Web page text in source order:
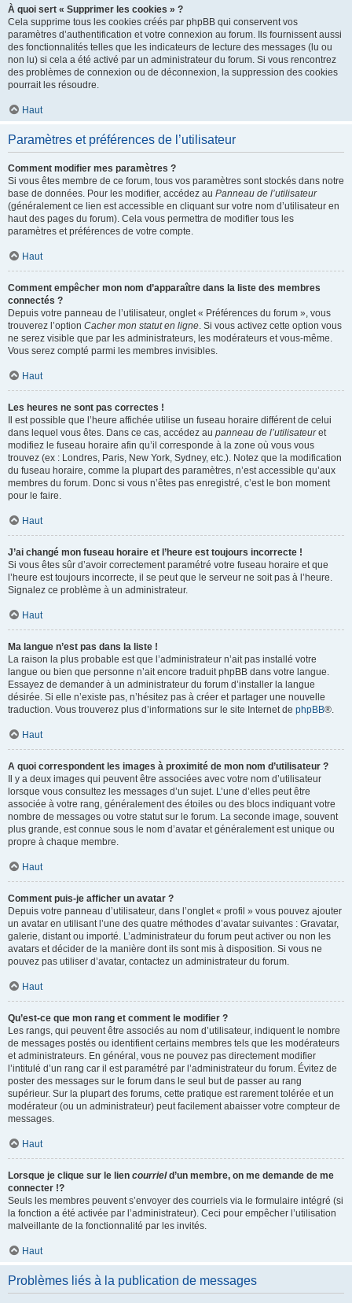
À quoi sert « Supprimer les cookies » ?
Cela supprime tous les cookies créés par phpBB qui conservent vos
paramètres d’authentification et votre connexion au forum. Ils fournissent aussi
des fonctionnalités telles que les indicateurs de lecture des messages (lu ou
non lu) si cela a été activé par un administrateur du forum. Si vous rencontrez
des problèmes de connexion ou de déconnexion, la suppression des cookies
pourrait les résoudre.
Haut
Paramètres et préférences de l’utilisateur
Comment modifier mes paramètres ?
Si vous êtes membre de ce forum, tous vos paramètres sont stockés dans notre
base de données. Pour les modifier, accédez au Panneau de l’utilisateur
(généralement ce lien est accessible en cliquant sur votre nom d’utilisateur en
haut des pages du forum). Cela vous permettra de modifier tous les
paramètres et préférences de votre compte.
Haut
Comment empêcher mon nom d’apparaître dans la liste des membres
connectés ?
Depuis votre panneau de l’utilisateur, onglet « Préférences du forum », vous
trouverez l’option Cacher mon statut en ligne. Si vous activez cette option vous
ne serez visible que par les administrateurs, les modérateurs et vous-même.
Vous serez compté parmi les membres invisibles.
Haut
Les heures ne sont pas correctes !
Il est possible que l’heure affichée utilise un fuseau horaire différent de celui
dans lequel vous êtes. Dans ce cas, accédez au panneau de l’utilisateuret
modifiez le fuseau horaire afin qu’il corresponde à la zone où vous vous
trouvez (ex : Londres, Paris, New York, Sydney, etc.). Notez que la modification
du fuseau horaire, comme la plupart des paramètres, n’est accessible qu’aux
membres du forum. Donc si vous n’êtes pas enregistré, c’est le bon moment
pour le faire.
Haut
J’ai changé mon fuseau horaire et l’heure est toujours incorrecte !
Si vous êtes sûr d’avoir correctement paramétré votre fuseau horaire et que
l’heure est toujours incorrecte, il se peut que le serveur ne soit pas à l’heure.
Signalez ce problème à un administrateur.
Haut
Ma langue n’est pas dans la liste !
La raison la plus probable est que l’administrateur n’ait pas installé votre
langue ou bien que personne n’ait encore traduit phpBB dans votre langue.
Essayez de demander à un administrateur du forum d’installer la langue
désirée. Si elle n’existe pas, n’hésitez pas à créer et partager une nouvelle
traduction. Vous trouverez plus d’informations sur le site Internet de phpBB®.
Haut
A quoi correspondent les images à proximité de mon nom d’utilisateur ?
Il y a deux images qui peuvent être associées avec votre nom d’utilisateur
lorsque vous consultez les messages d’un sujet. L’une d’elles peut être
associée à votre rang, généralement des étoiles ou des blocs indiquant votre
nombre de messages ou votre statut sur le forum. La seconde image, souvent
plus grande, est connue sous le nom d’avatar et généralement est unique ou
propre à chaque membre.
Haut
Comment puis-je afficher un avatar ?
Depuis votre panneau d’utilisateur, dans l’onglet « profil » vous pouvez ajouter
un avatar en utilisant l’une des quatre méthodes d’avatar suivantes : Gravatar,
galerie, distant ou importé. L’administrateur du forum peut activer ou non les
avatars et décider de la manière dont ils sont mis à disposition. Si vous ne
pouvez pas utiliser d’avatar, contactez un administrateur du forum.
Haut
Qu’est-ce que mon rang et comment le modifier ?
Les rangs, qui peuvent être associés au nom d’utilisateur, indiquent le nombre
de messages postés ou identifient certains membres tels que les modérateurs
et administrateurs. En général, vous ne pouvez pas directement modifier
l’intitulé d’un rang car il est paramétré par l’administrateur du forum. Évitez de
poster des messages sur le forum dans le seul but de passer au rang
supérieur. Sur la plupart des forums, cette pratique est rarement tolérée et un
modérateur (ou un administrateur) peut facilement abaisser votre compteur de
messages.
Haut
Lorsque je clique sur le lien courrield’un membre, on me demande de me
connecter !?
Seuls les membres peuvent s’envoyer des courriels via le formulaire intégré (si
la fonction a été activée par l’administrateur). Ceci pour empêcher l’utilisation
malveillante de la fonctionnalité par les invités.
Haut
Problèmes liés à la publication de messages